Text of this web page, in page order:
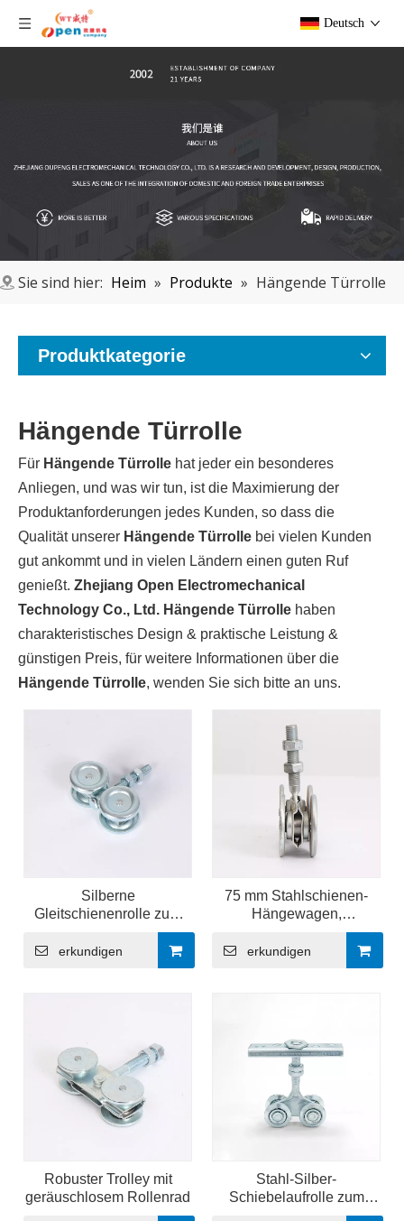
Deutsch
Sie sind hier: Heim » Produkte » Hängende Türrolle
Produktkategorie
Hängende Türrolle
Für Hängende Türrolle hat jeder ein besonderes
Anliegen, und was wir tun, ist die Maximierung der
Produktanforderungen jedes Kunden, so dass die
Qualität unserer Hängende Türrolle bei vielen Kunden
gut ankommt und in vielen Ländern einen guten Ruf
genießt. Zhejiang Open Electromechanical
Technology Co., Ltd. Hängende Türrolle haben
charakteristisches Design & praktische Leistung &
günstigen Preis, für weitere Informationen über die
Hängende Türrolle, wenden Sie sich bitte an uns.
Silberne
Gleitschienenrolle zum
Aufhängen an der Tür
erkundigen
75 mm Stahlschienen-
Hängewagen,
Gleitschienenrolle
erkundigen
Robuster Trolley mit
geräuschlosem Rollenrad
Stahl-Silber-
Schiebelaufrolle zum